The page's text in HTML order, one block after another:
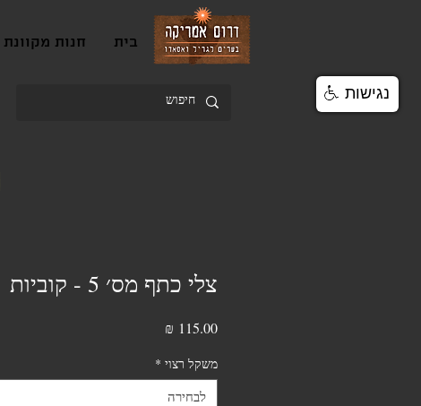
בית חנות מקוונת
צלי כתף מס׳ 5 - קוביות
משקל רצוי *
לבחירה
נגישות